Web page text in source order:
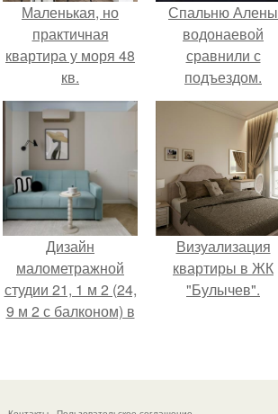
Маленькая, но
практичная
квартира у моря 48
кв.
Спальню Алены
водонаевой
сравнили с
подъездом.
Дизайн
малометражной
студии 21, 1 м 2 (24,
9 м 2 с балконом) в
Визуализация
квартиры в ЖК
"Булычев".